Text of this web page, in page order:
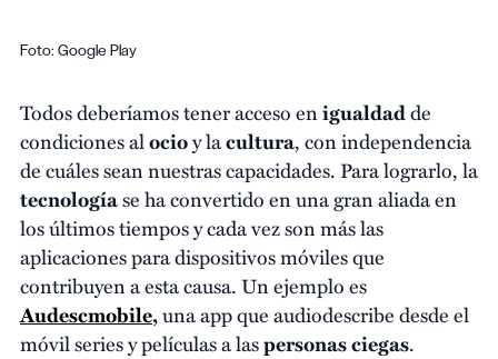
Foto: Google Play
Todos deberíamos tener acceso enigualdadde
condiciones alocioy lacultura, con independencia
de cuáles sean nuestras capacidades. Para lograrlo, la
tecnologíase ha convertido en una gran aliada en
los últimos tiempos y cada vez son más las
aplicaciones para dispositivos móviles que
contribuyen a esta causa. Un ejemplo es
Audescmobile,una app que audiodescribe desde el
móvil series y películas a laspersonas ciegas.